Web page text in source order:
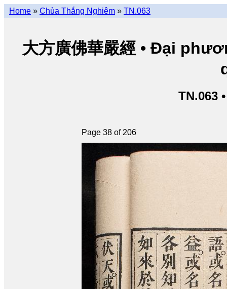
Home » Chùa Thắng Nghiêm » TN.063
大方廣佛華嚴經 • Đại
TN.063
Page 38 of 206